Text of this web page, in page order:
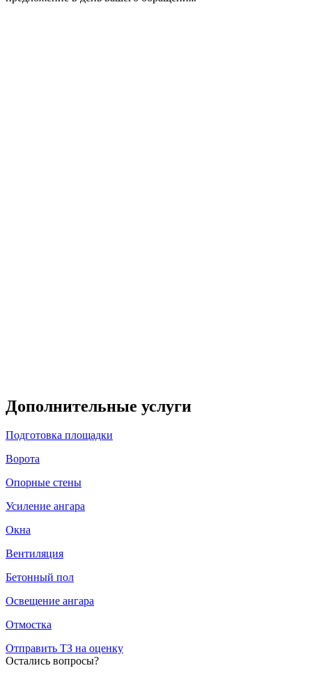
Дополнительные услуги
Подготовка площадки
Ворота
Опорные стены
Усиление ангара
Окна
Вентиляция
Бетонный пол
Освещение ангара
Отмостка
Отправить ТЗ на оценку
Остались вопросы?